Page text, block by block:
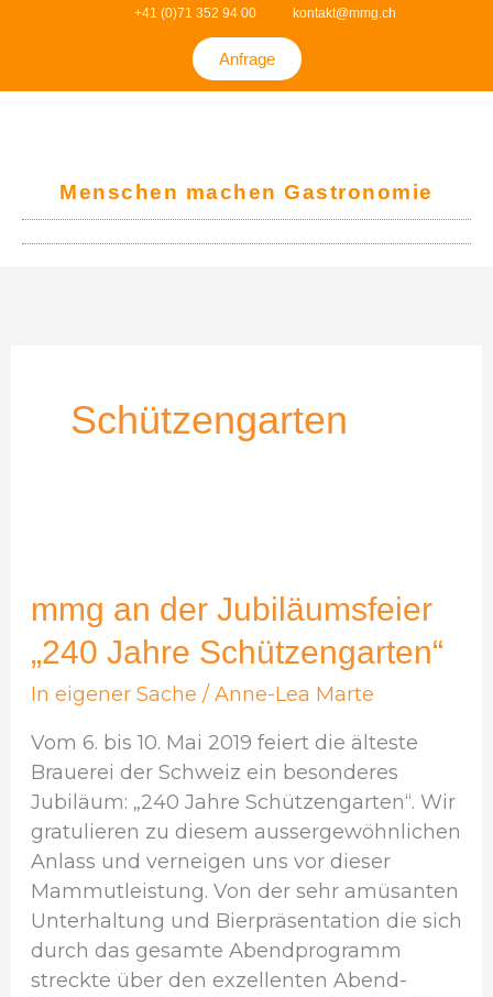
+41 (0)71 352 94 00 kontakt@mmg.ch
Anfrage
Menschen machen Gastronomie
Schützengarten
mmg an der Jubiläumsfeier
„240 Jahre Schützengarten“
In eigener Sache / Anne-Lea Marte
Vom 6. bis 10. Mai 2019 feiert die älteste
Brauerei der Schweiz ein besonderes
Jubiläum: „240 Jahre Schützengarten“. Wir
gratulieren zu diesem aussergewöhnlichen
Anlass und verneigen uns vor dieser
Mammutleistung. Von der sehr amüsanten
Unterhaltung und Bierpräsentation die sich
durch das gesamte Abendprogramm
streckte über den exzellenten Abend-
der
Jubiläumsfeier
„240
Jahre